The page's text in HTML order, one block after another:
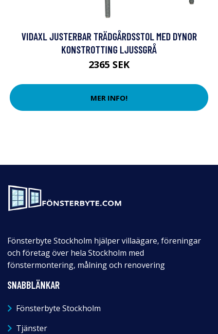
VIDAXL JUSTERBAR TRÄDGÅRDSSTOL MED DYNOR
KONSTROTTING LJUSSGRÅ
2365 SEK
MER INFO!
Fönsterbyte Stockholm hjälper villaägare, föreningar
och företag över hela Stockholm med
fönstermontering, målning och renovering
SNABBLÄNKAR
Fönsterbyte Stockholm
Tjänster